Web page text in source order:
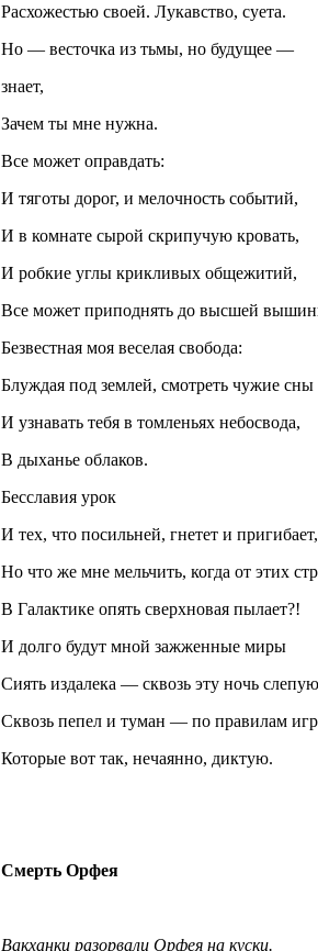
Расхожестью своей. Лукавство, суета.
Но — весточка из тьмы, но будущее —
знает,
Зачем ты мне нужна.
Все может оправдать:
И тяготы дорог, и мелочность событий,
И в комнате сырой скрипучую кровать,
И робкие углы крикливых общежитий,
Все может приподнять до высшей
Безвестная моя веселая свобода:
Блуждая под землей, смотреть чужие сны
И узнавать тебя в томленьях небосвода,
В дыханье облаков.
Бесславия урок
И тех, что посильней, гнетет и пригибает,
Но что же мне мельчить, когда от этих
В Галактике опять сверхновая пылает?!
И долго будут мной зажженные миры
Сиять издалека — сквозь эту ночь
Сквозь пепел и туман — по правилам
Которые вот так, нечаянно, диктую.
Смерть Орфея
Вакханки разорвали Орфея на куски.